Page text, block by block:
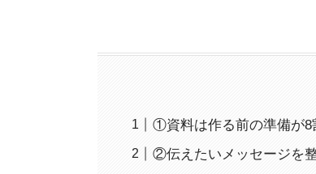
①資料は作る前の準備が8
②伝えたいメッセージを